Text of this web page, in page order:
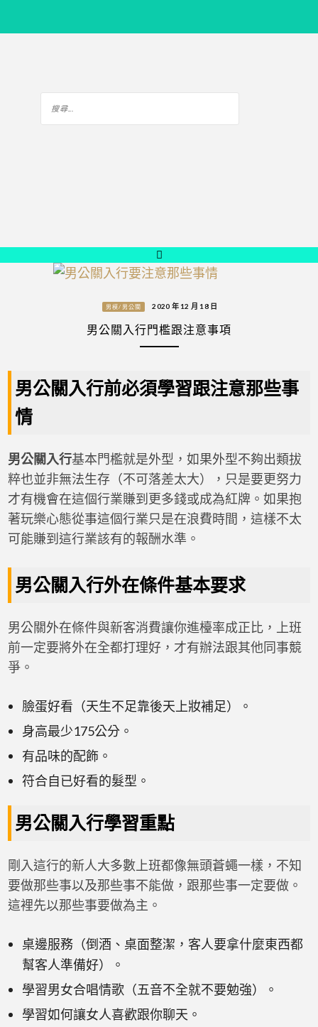
男模/男公關 2020 年 12 月 18 日
男公關入行門檻跟注意事項
男公關入行前必須學習跟注意那些事
情
男公關入行基本門檻就是外型，如果外型不夠出類拔
粹也並非無法生存（不可落差太大），只是要更努力
才有機會在這個行業賺到更多錢或成為紅牌。如果抱
著玩樂心態從事這個行業只是在浪費時間，這樣不太
可能賺到這行業該有的報酬水準。
男公關入行外在條件基本要求
男公關外在條件與新客消費讓你進檯率成正比，上班
前一定要將外在全都打理好，才有辦法跟其他同事競
爭。
臉蛋好看（天生不足靠後天上妝補足）。
身高最少175公分。
有品味的配飾。
符合自已好看的髮型。
男公關入行學習重點
剛入這行的新人大多數上班都像無頭蒼蠅一樣，不知
要做那些事以及那些事不能做，跟那些事一定要做。
這裡先以那些事要做為主。
桌邊服務（倒酒、桌面整潔，客人要拿什麼東西都
幫客人準備好）。
學習男女合唱情歌（五音不全就不要勉強）。
學習如何讓女人喜歡跟你聊天。